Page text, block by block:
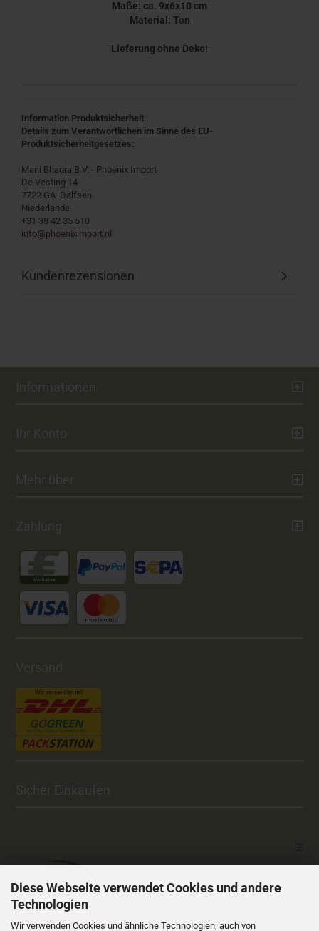
Diese Webseite verwendet Cookies und andere
Technologien
Wir verwenden Cookies und ähnliche Technologien, auch von
Maße: ca. 9x6x10 cm
Material: Ton
Lieferung ohne Deko!
Information Produktsicherheit
Details zum Verantwortlichen im Sinne des EU-
Produktsicherheitgesetzes:
Mani Bhadra B.V. - Phoenix Import
De Vesting 14
7722 GA Dalfsen
Niederlande
+31 38 42 35 510
info@phoeniximport.nl
Kundenrezensionen